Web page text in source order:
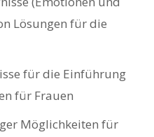
Lösungen für die
für die Einführung
für Frauen
Möglichkeiten für